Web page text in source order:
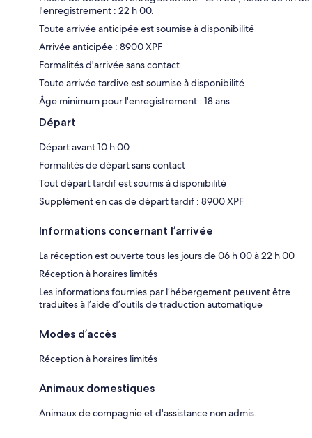
l'enregistrement : 22 h 00.
Toute arrivée anticipée est soumise à disponibilité
Arrivée anticipée : 8900 XPF
Formalités d'arrivée sans contact
Toute arrivée tardive est soumise à disponibilité
Âge minimum pour l'enregistrement : 18 ans
Départ
Départ avant 10 h 00
Formalités de départ sans contact
Tout départ tardif est soumis à disponibilité
Supplément en cas de départ tardif : 8900 XPF
Informations concernant l’arrivée
La réception est ouverte tous les jours de 06 h 00 à 22 h 00
Réception à horaires limités
Les informations fournies par l’hébergement peuvent être
traduites à l’aide d’outils de traduction automatique
Modes d’accès
Réception à horaires limités
Animaux domestiques
Animaux de compagnie et d'assistance non admis.